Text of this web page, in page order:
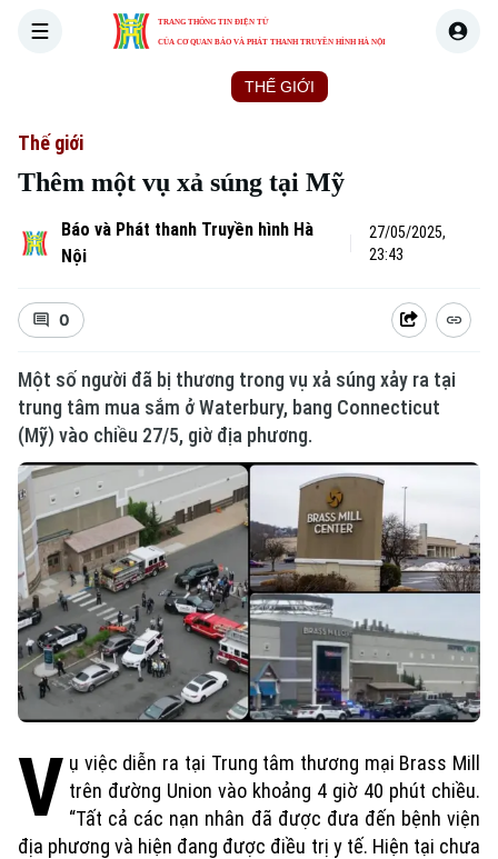
TRANG THÔNG TIN ĐIỆN TỬ
CỦA CƠ QUAN BÁO VÀ PHÁT THANH TRUYỀN HÌNH HÀ NỘI
THẾ GIỚI
Thế giới
Thêm một vụ xả súng tại Mỹ
Báo và Phát thanh Truyền hình Hà
Nội
27/05/2025,
23:43
0
Một số người đã bị thương trong vụ xả súng xảy ra tại
trung tâm mua sắm ở Waterbury, bang Connecticut
(Mỹ) vào chiều 27/5, giờ địa phương.
V ụ việc diễn ra tại Trung tâm thương mại Brass Mill
trên đường Union vào khoảng 4 giờ 40 phút chiều.
“Tất cả các nạn nhân đã được đưa đến bệnh viện
địa phương và hiện đang được điều trị y tế. Hiện tại chưa